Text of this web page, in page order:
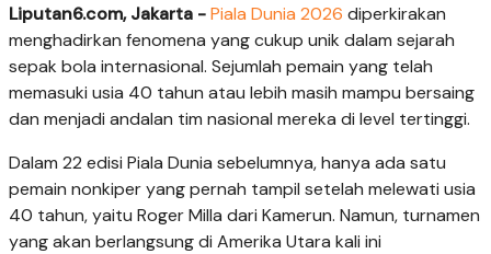
Liputan6.com, Jakarta -Piala Dunia 2026 diperkirakan
menghadirkan fenomena yang cukup unik dalam sejarah
sepak bola internasional. Sejumlah pemain yang telah
memasuki usia 40 tahun atau lebih masih mampu bersaing
dan menjadi andalan tim nasional mereka di level tertinggi.
Dalam 22 edisi Piala Dunia sebelumnya, hanya ada satu
pemain nonkiper yang pernah tampil setelah melewati usia
40 tahun, yaitu Roger Milla dari Kamerun. Namun, turnamen
yang akan berlangsung di Amerika Utara kali ini